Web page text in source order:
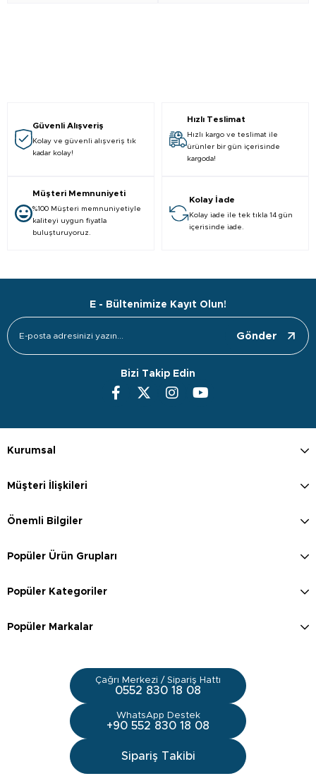
Güvenli Alışveriş
Kolay ve güvenli alışveriş tık
kadar kolay!
Hızlı Teslimat
Hızlı kargo ve teslimat ile
ürünler bir gün içerisinde
kargoda!
Müşteri Memnuniyeti
%100 Müşteri memnuniyetiyle
kaliteyi uygun fiyatla
buluşturuyoruz.
Kolay İade
Kolay iade ile tek tıkla 14 gün
içerisinde iade.
E - Bültenimize Kayıt Olun!
Gönder
Bizi Takip Edin
Kurumsal
Müşteri İlişkileri
Önemli Bilgiler
Popüler Ürün Grupları
Popüler Kategoriler
Popüler Markalar
Çağrı Merkezi / Sipariş Hattı
0552 830 18 08
WhatsApp Destek
+90 552 830 18 08
Sipariş Takibi